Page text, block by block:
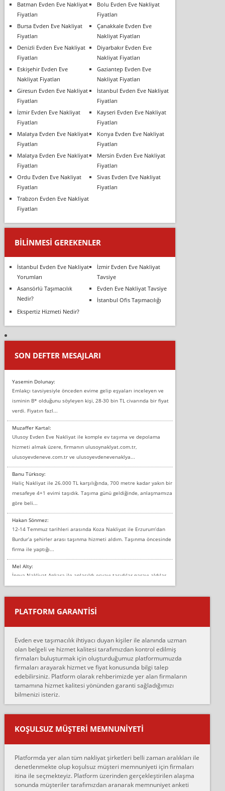
Batman Evden Eve Nakliyat
Fiyatları
Bolu Evden Eve Nakliyat
Fiyatları
Bursa Evden Eve Nakliyat
Fiyatları
Çanakkale Evden Eve
Nakliyat Fiyatları
Denizli Evden Eve Nakliyat
Fiyatları
Diyarbakır Evden Eve
Nakliyat Fiyatları
Eskişehir Evden Eve
Nakliyat Fiyatları
Gaziantep Evden Eve
Nakliyat Fiyatları
Giresun Evden Eve Nakliyat
Fiyatları
İstanbul Evden Eve Nakliyat
Fiyatları
İzmir Evden Eve Nakliyat
Fiyatları
Kayseri Evden Eve Nakliyat
Fiyatları
Malatya Evden Eve Nakliyat
Fiyatları
Konya Evden Eve Nakliyat
Fiyatları
Malatya Evden Eve Nakliyat
Fiyatları
Mersin Evden Eve Nakliyat
Fiyatları
Ordu Evden Eve Nakliyat
Fiyatları
Sivas Evden Eve Nakliyat
Fiyatları
Trabzon Evden Eve Nakliyat
Fiyatları
BILINMESI GEREKENLER
İstanbul Evden Eve Nakliyat
Yorumları
İzmir Evden Eve Nakliyat
Tavsiye
Asansörlü Taşımacılık
Nedir?
Evden Eve Nakliyat Tavsiye
İstanbul Ofis Taşımacılığı
Ekspertiz Hizmeti Nedir?
SON DEFTER MESAJLARI
Yasemin Dolunay:
Emlakçı tavsiyesiyle önceden evime gelip eşyaları inceleyen ve
isminin B* olduğunu söyleyen kişi, 28-30 bin TL civarında bir fiyat
verdi. Fiyatın fazl...
Muzaffer Kartal:
Ulusoy Evden Eve Nakliyat ile komple ev taşıma ve depolama
hizmeti almak üzere, firmanın ulusoynaklyat.com.tr,
ulusoyevdeneve.com.tr ve ulusoyevdenevenaklya...
Banu Türksoy:
Haliç Nakliyat ile 26.000 TL karşılığında, 700 metre kadar yakın bir
mesafeye 4+1 evimi taşıdık. Taşıma günü geldiğinde, anlaşmamıza
göre beli...
Hakan Sönmez:
12-14 Temmuz tarihleri arasında Koza Nakliyat ile Erzurum’dan
Burdur’a şehirler arası taşınma hizmeti aldım. Taşınma öncesinde
firma ile yaptığı...
Mel Alty:
İnova Nakliyat Ankara ile anlaşıldı eşyayı taşıdılar parayı aldılar.
Salon duvarına bir baktım birisi boydan alüminyum renkli bantı
yapıştırm...
Murat:
çalıştıklarını, müş...
Ahmet:
Lüleburgaz güngünes evden eve naklyat eşyalarımı taşımak için
anlaştık sabah eve geldiklerinde de eşyalarımı düzgün şekilde
sarcaz demelerine r...
mehmet güldü:
Ankara ALİCANLAR NAKLİYAT Tutarsız ve ticari ahlak problemleri
var verdikleri fiyat teklifini arttırdılar. Sonrasında taşıma gününde
oldukça tutarsı...
Ankara Alicanlar naklyat tel 5465524025. 2600 TL'ye ankaradan
Konya ya Alicanlar naklyat la anlaştık bu şahıs evin taşınacağı gün
fiyatın mazoto gele...
PLATFORM GARANTİSİ
Evden eve taşımacılık ihtiyacı duyan kişiler ile alanında uzman
olan belgeli ve hizmet kalitesi tarafımızdan kontrol edilmiş
firmaları buluşturmak için oluşturduğumuz platformumuzda
firmaları arayarak hizmet ve fiyat konusunda bilgi talep
edebilirsiniz. Platform olarak rehberimizde yer alan firmaların
tamamına hizmet kalitesi yönünden garanti sağladığımızı
bilmenizi isteriz.
KOŞULSUZ MÜŞTERI MEMNUNIYETI
Platformda yer alan tüm nakliyat şirketleri belli zaman aralıkları ile
denetlenmekte olup koşulsuz müşteri memnuniyeti için firmaları
itina ile seçmekteyiz. Platform üzerinden gerçekleştirilen alaşma
sonunda müşteriler tarafımızdan aranarak memnuniyet anketi